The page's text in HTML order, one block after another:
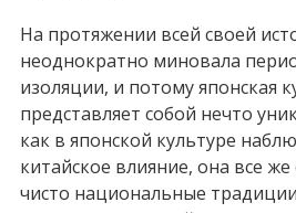
На протяжении всей своей
неоднократно миновала
изоляции, и потому японская
представляет собой нечто
как в японской культуре
китайское влияние, она все
чисто национальные